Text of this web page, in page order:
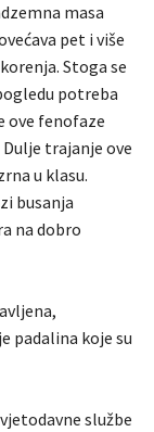
masa
pet i više
Stoga se
potreba
ove fenofaze
trajanje ove
u klasu.
busanja
na dobro
padalina koje su
službe